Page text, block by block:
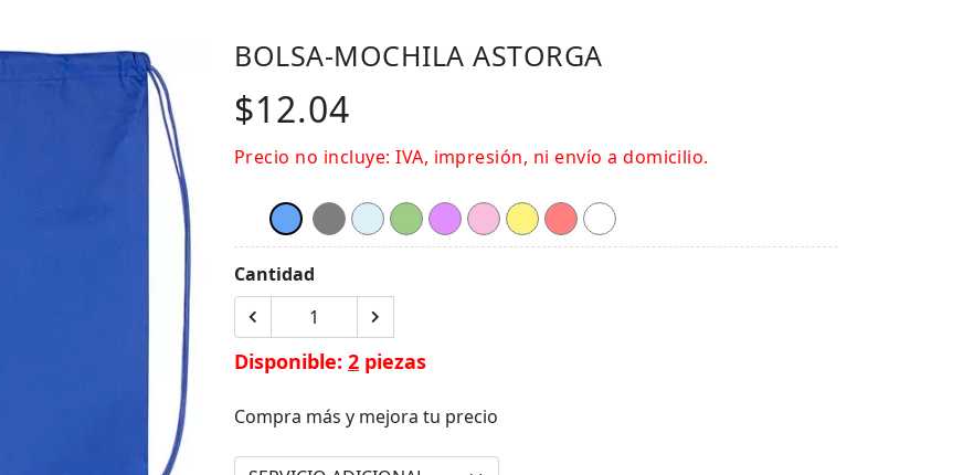
BOLSA-MOCHILA ASTORGA
$12.04
Precio no incluye: IVA, impresión, ni envío a domicilio.
Cantidad
Disponible: 2 piezas
Compra más y mejora tu precio